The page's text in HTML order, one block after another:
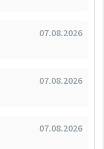
07.08.2026
07.08.2026
07.08.2026